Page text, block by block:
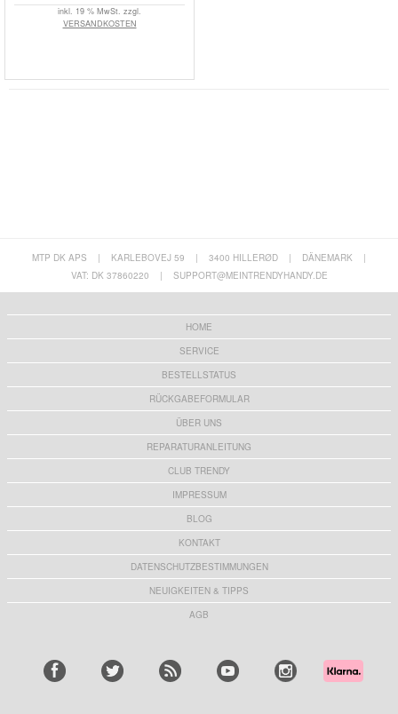
inkl. 19 % MwSt. zzgl.
VERSANDKOSTEN
MTP DK APS | KARLEBOVEJ 59 | 3400 HILLERØD | DÄNEMARK
|
VAT: DK 37860220
| SUPPORT@MEINTRENDYHANDY.DE
HOME
SERVICE
BESTELLSTATUS
RÜCKGABEFORMULAR
ÜBER UNS
REPARATURANLEITUNG
CLUB TRENDY
IMPRESSUM
BLOG
KONTAKT
DATENSCHUTZBESTIMMUNGEN
NEUIGKEITEN & TIPPS
AGB